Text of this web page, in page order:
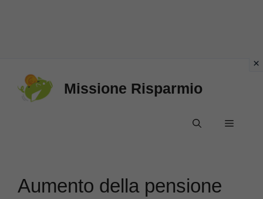
Missione Risparmio
Menu
Aumento della pensione